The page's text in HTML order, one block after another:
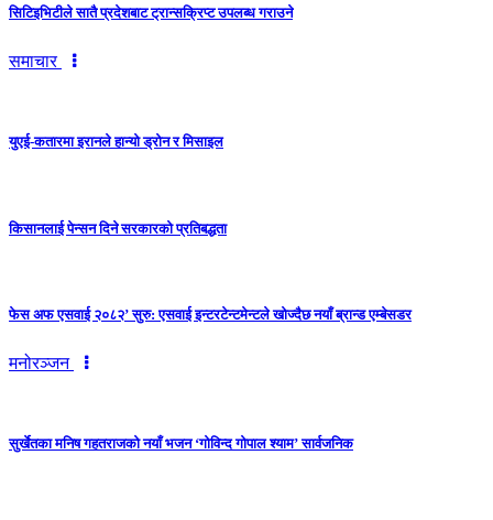
सिटिइभिटीले सातै प्रदेशबाट ट्रान्सक्रिप्ट उपलब्ध गराउने
समाचार
युएई-कतारमा इरानले हान्यो ड्रोन र मिसाइल
किसानलाई पेन्सन दिने सरकारको प्रतिबद्धता
फेस अफ एसवाई २०८२’ सुरु: एसवाई इन्टरटेन्टमेन्टले खोज्दैछ नयाँ ब्रान्ड एम्बेसडर
मनोरञ्जन
सुर्खेतका मनिष गहतराजको नयाँ भजन ‘गोविन्द गोपाल श्याम’ सार्वजनिक